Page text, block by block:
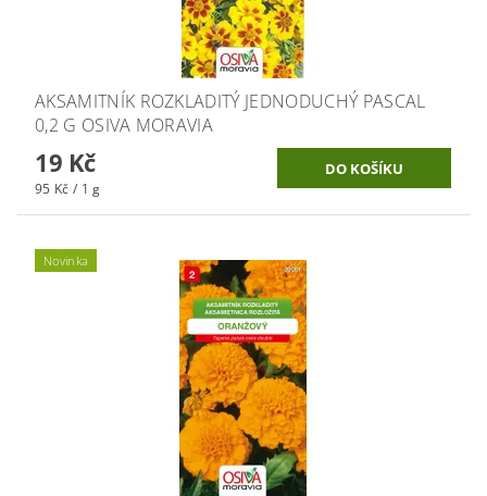
AKSAMITNÍK ROZKLADITÝ JEDNODUCHÝ PASCAL
0,2 G OSIVA MORAVIA
19 Kč
95 Kč / 1 g
Novinka